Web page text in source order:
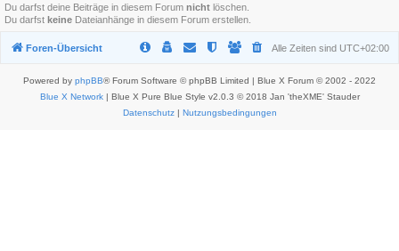
Du darfst deine Beiträge in diesem Forum nicht löschen.
Du darfst keine Dateianhänge in diesem Forum erstellen.
Foren-Übersicht Alle Zeiten sind UTC+02:00
Powered by phpBB® Forum Software © phpBB Limited | Blue X Forum © 2002 - 2022
Blue X Network| Blue X Pure Blue Style v2.0.3 © 2018 Jan 'theXME' Stauder
Datenschutz| Nutzungsbedingungen